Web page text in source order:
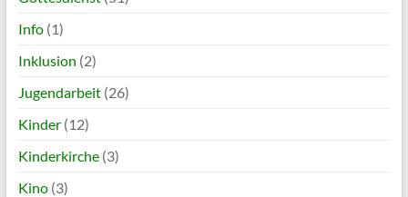
Info(1)
Inklusion (2)
Jugendarbeit(26)
Kinder(12)
Kinderkirche(3)
Kino(3)